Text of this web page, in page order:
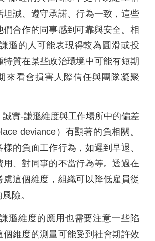
坦誠、遵守承諾、行為一致，這些
們合作的同事感到可靠與安全。相
遜的人可能表現得較為圓滑或投
特質在某些政治環境中可能有短期
來看會損害人際信任與團隊凝聚
誠實-謙遜維度與工作場所中的偏差
deviance）有顯著的負相關。
的負面工作行為，如遲到早退、
用、對同事的不當行為等。透過在
慮這個維度，組織可以降低雇員從
險。
遜維度的應用也需要注意一些陷
個維度的測量可能受到社會期許效